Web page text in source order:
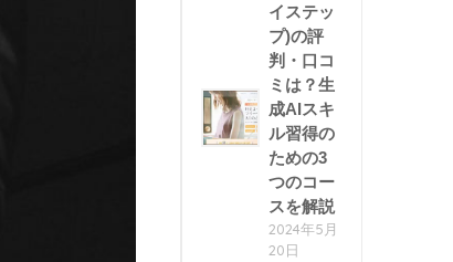
イステッ
プ)の評
判・口コ
ミは？生
成AIスキ
ル習得の
ための3
つのコー
スを解説
2024年5月
20日